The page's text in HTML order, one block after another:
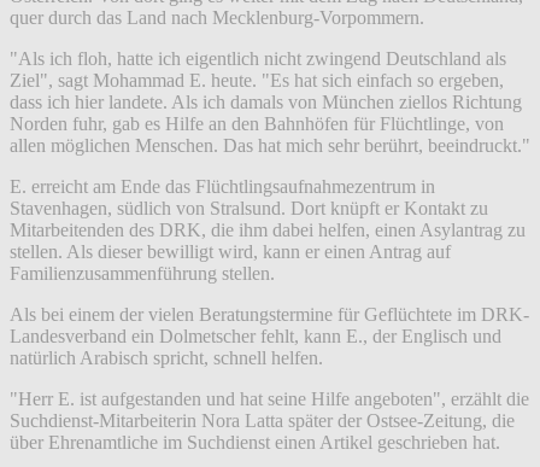
quer durch das Land nach Mecklenburg-Vorpommern.
"Als ich floh, hatte ich eigentlich nicht zwingend Deutschland als
Ziel", sagt Mohammad E. heute. "Es hat sich einfach so ergeben,
dass ich hier landete. Als ich damals von München ziellos Richtung
Norden fuhr, gab es Hilfe an den Bahnhöfen für Flüchtlinge, von
allen möglichen Menschen. Das hat mich sehr berührt, beeindruckt."
E. erreicht am Ende das Flüchtlingsaufnahmezentrum in
Stavenhagen, südlich von Stralsund. Dort knüpft er Kontakt zu
Mitarbeitenden des DRK, die ihm dabei helfen, einen Asylantrag zu
stellen. Als dieser bewilligt wird, kann er einen Antrag auf
Familienzusammenführung stellen.
Als bei einem der vielen Beratungstermine für Geflüchtete im DRK-
Landesverband ein Dolmetscher fehlt, kann E., der Englisch und
natürlich Arabisch spricht, schnell helfen.
"Herr E. ist aufgestanden und hat seine Hilfe angeboten", erzählt die
Suchdienst-Mitarbeiterin Nora Latta später der Ostsee-Zeitung, die
über Ehrenamtliche im Suchdienst einen Artikel geschrieben hat.